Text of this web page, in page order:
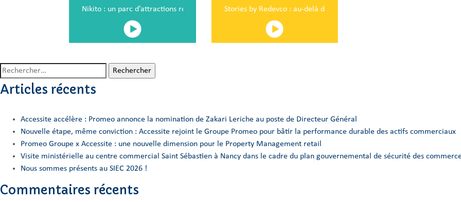
Nikito : un parc d’attractions révolutionnaire en plein centre commercial centre commercial
Stories by Redevco : au-delà du pop-up traditionnel
Rechercher :
Articles récents
Accessite accélère : Promeo annonce la nomination de Zakari Leriche au poste de Directeur Général
Nouvelle étape, même conviction : Accessite rejoint le Groupe Promeo pour bâtir la performance durable des actifs commerciaux
Promeo Groupe x Accessite : une nouvelle dimension pour le Property Management retail
Visite ministérielle au centre commercial Saint Sébastien à Nancy dans le cadre du plan gouvernemental de sécurité des
Nous sommes présents au SIEC 2026 !
Commentaires récents